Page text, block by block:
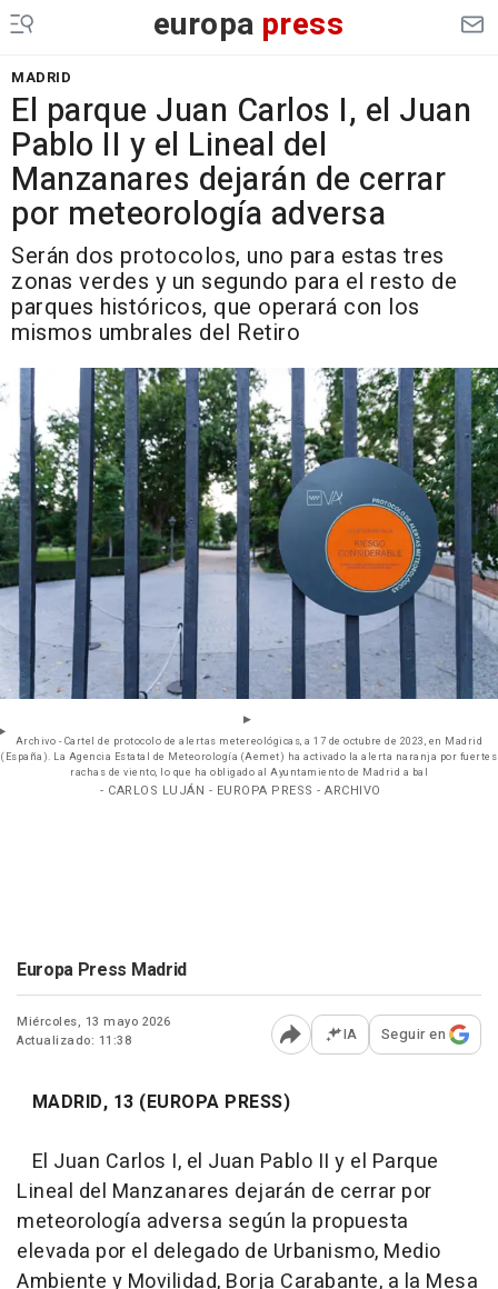
europa press
MADRID
El parque Juan Carlos I, el Juan
Pablo II y el Lineal del
Manzanares dejarán de cerrar
por meteorología adversa
Serán dos protocolos, uno para estas tres
zonas verdes y un segundo para el resto de
parques históricos, que operará con los
mismos umbrales del Retiro
Archivo - Cartel de protocolo de alertas metereológicas, a 17 de octubre de 2023, en Madrid
(España). La Agencia Estatal de Meteorología (Aemet) ha activado la alerta naranja por fuertes
rachas de viento, lo que ha obligado al Ayuntamiento de Madrid a bal
- CARLOS LUJÁN - EUROPA PRESS - ARCHIVO
Europa Press Madrid
Miércoles, 13 mayo 2026
Actualizado: 11:38
Abrir opciones para
IA Seguir en
MADRID, 13 (EUROPA PRESS)
El Juan Carlos I, el Juan Pablo II y el Parque
Lineal del Manzanares dejarán de cerrar por
meteorología adversa según la propuesta
elevada por el delegado de Urbanismo, Medio
Ambiente y Movilidad, Borja Carabante, a la Mesa